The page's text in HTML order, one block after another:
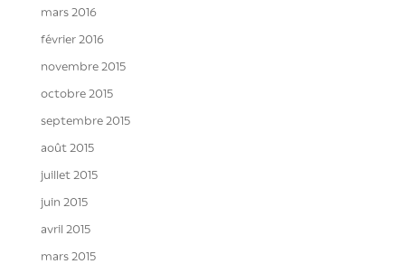
mars 2016
février 2016
novembre 2015
octobre 2015
septembre 2015
août 2015
juillet 2015
juin 2015
avril 2015
mars 2015